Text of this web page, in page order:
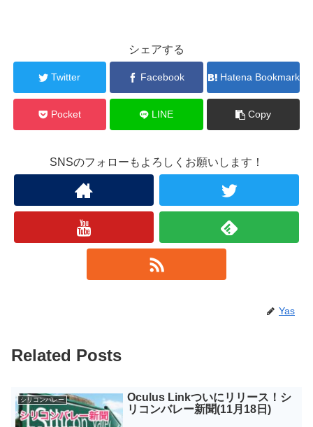
シェアする
Twitter Facebook Hatena Bookmark
Pocket LINE Copy
SNSのフォローもよろしくお願いします！
Yas
Related Posts
シリコンバレー
Oculus Linkついにリリース！シ
リコンバレー新聞(11月18日)